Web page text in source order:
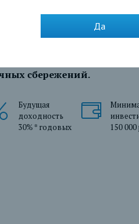
в рублях РФ с
сбережений.
Будущая
доходность
30% * годовых
150
Да